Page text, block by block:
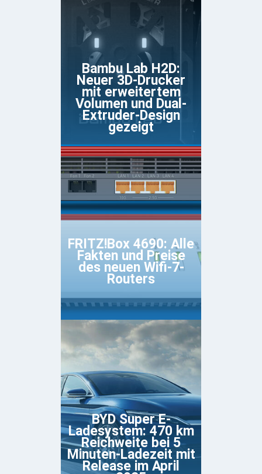
Bambu Lab H2D:
Neuer 3D-Drucker
mit erweitertem
Volumen und Dual-
Extruder-Design
gezeigt
FRITZ!Box 4690: Alle
Fakten und Preise
des neuen Wifi-7-
Routers
BYD Super E-
Ladesystem: 470 km
Reichweite bei 5
Minuten-Ladezeit mit
Release im April